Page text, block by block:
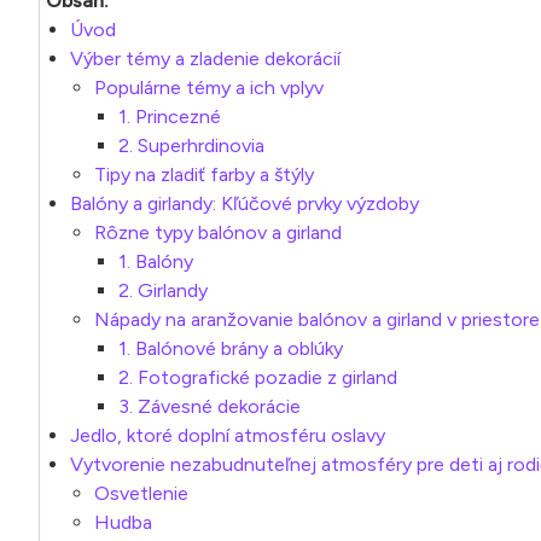
Úvod
Výber témy a zladenie dekorácií
Populárne témy a ich vplyv
1. Princezné
2. Superhrdinovia
Tipy na zladiť farby a štýly
Balóny a girlandy: Kľúčové prvky výzdoby
Rôzne typy balónov a girland
1. Balóny
2. Girlandy
Nápady na aranžovanie balónov a girland v priestore
1. Balónové brány a oblúky
2. Fotografické pozadie z girland
3. Závesné dekorácie
Jedlo, ktoré doplní atmosféru oslavy
Vytvorenie nezabudnuteľnej atmosféry pre deti aj
Osvetlenie
Hudba